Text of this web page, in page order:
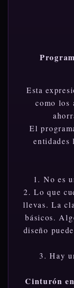
Esta
como los
El
entidades
1. No es
2. Lo que
llevas. La
básicos.
diseño
3. Hay
Cinturón